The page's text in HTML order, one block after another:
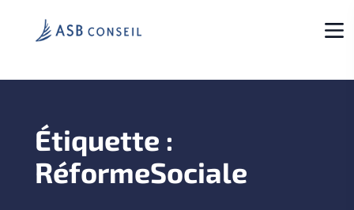
Étiquette :
RéformeSociale